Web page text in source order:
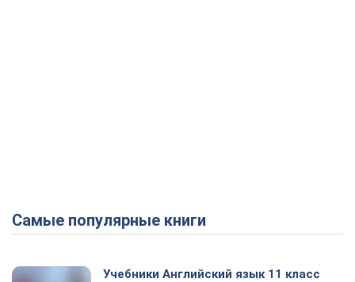
Самые популярные книги
Учебники Английский язык 11 класс